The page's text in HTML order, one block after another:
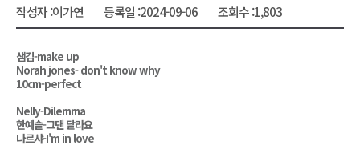
작성자 :이가연 등록일 :2024-09-06 조회수 :1,803
샘김-make up
Norah jones- don't know why
10cm-perfect
Nelly-Dilemma
한예슬-그댄 달라요
나르샤-I'm in love